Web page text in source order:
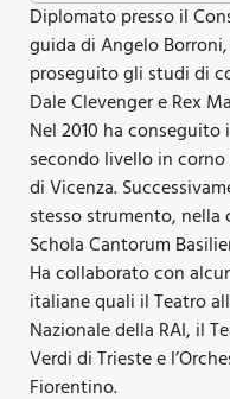
Diplomato presso il
guida di Angelo
proseguito gli studi di
Dale Clevenger e Rex
Nel 2010 ha
secondo livello in
di Vicenza.
stesso strumento, nella
Schola Cantorum
Ha collaborato con
italiane quali il Teatro
Nazionale della RAI, il
Verdi di Trieste e
Fiorentino.